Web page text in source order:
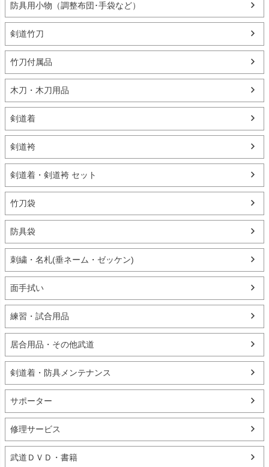
防具用小物（調整布団･手袋など）
剣道竹刀
竹刀付属品
木刀・木刀用品
剣道着
剣道袴
剣道着・剣道袴 セット
竹刀袋
防具袋
刺繍・名札(垂ネーム・ゼッケン)
面手拭い
練習・試合用品
居合用品・その他武道
剣道着・防具メンテナンス
サポーター
修理サービス
武道ＤＶＤ・書籍